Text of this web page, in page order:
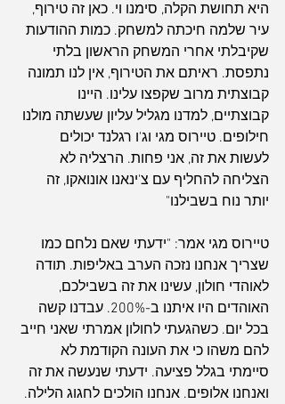
היא תחושת הקלה, סימנו וי. כאן זה טירוף,
עיר שלמה חיכתה למשחק. כמות ההודעות
שקיבלתי אחרי המשחק הראשון בלתי
נתפסת. ראיתם את הטירוף, אין לנו תמונה
קבוצתית מרוב שקפצו עלינו. היינו
קבוצתיים, למדנו מגליל עליון שעשתה מולנו
חילופים. טיירוס מגי וג'ו רגלנד יכולים
לעשות את זה, אני פחות. הרצליה לא
הצליחה להחליף עם צ'ינאנו אונואקו, זה
יותר נוח בשבילנו"
טיירוס מגי אמר: "ידעתי שאם נלחם כמו
שצריך אנחנו נזכה הערב באליפות. תודה
לאוהדי חולון, עשינו את זה בשבילכם,
האוהדים היו איתנו ב-200%. עבדנו קשה
בכל יום. כשהגעתי לחולון אמרתי שאני חייב
להם משהו כי את העונה הקודמת לא
סיימתי בגלל פציעה. ידעתי שנעשה את זה
ואנחנו אלופים. אנחנו הולכים לחגוג הלילה.